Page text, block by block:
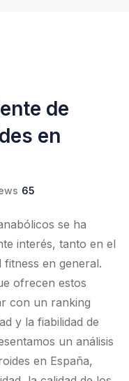
de
en
65
se ha
interés, tanto en el
en general.
ofrecen estos
con un ranking
y la fiabilidad de
un análisis
en España,